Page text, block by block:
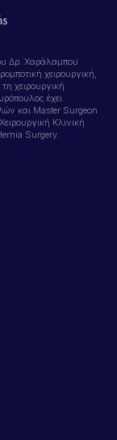
Δρ. Χαράλαμπου
χειρουργική,
χειρουργική
έχει
και Master Surgeon
Κλινική
Surgery.